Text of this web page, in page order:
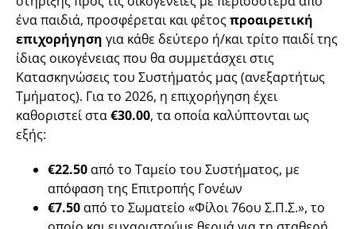
ένα παιδιά, προσφέρεται και φέτοςπροαιρετική
επιχορήγηση για κάθε δεύτερο ή/και τρίτο παιδί της
ίδιας οικογένειας που θα συμμετάσχει στις
Κατασκηνώσεις του Συστήματός μας (ανεξαρτήτως
Τμήματος). Για το 2026, η επιχορήγηση έχει
καθοριστεί στα€30.00, τα οποία καλύπτονται ως
εξής:
€22.50από το Ταμείο του Συστήματος, με
απόφαση της Επιτροπής Γονέων
€7.50από το Σωματείο «Φίλοι 76ου Σ.Π.Σ.», το